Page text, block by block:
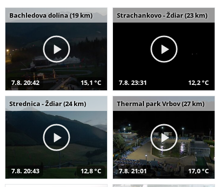
Bachledova dolina (19 km)
7.8. 20:42 15,1 °C
Strachankovo - Ždiar (23 km)
7.8. 23:31 12,2 °C
Strednica - Ždiar (24 km)
7.8. 20:43 12,8 °C
Thermal park Vrbov (27 km)
7.8. 21:01 17,0 °C